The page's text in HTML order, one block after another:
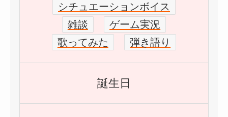
シチュエーションボイス
雑談
ゲーム実況
歌ってみた
弾き語り
誕生日